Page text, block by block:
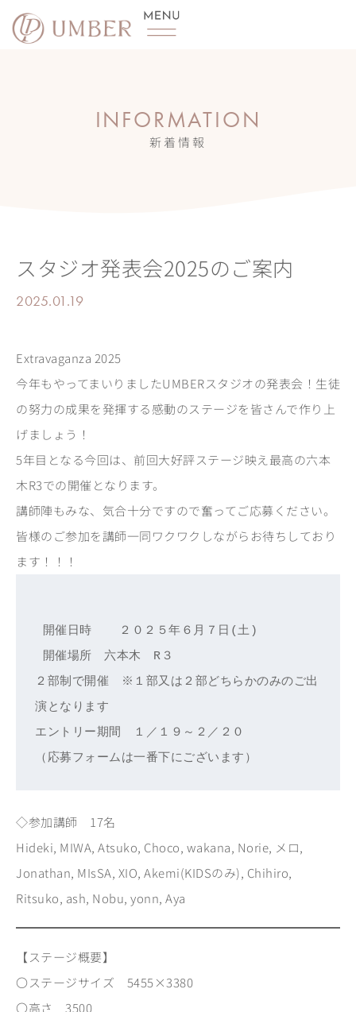
INFORMATION
新着情報
スタジオ発表会2025のご案内
2025.01.19
Extravaganza 2025
今年もやってまいりましたUMBERスタジオの発表会！生徒
の努力の成果を発揮する感動のステージを皆さんで作り上
げましょう！
5年目となる今回は、前回大好評ステージ映え最高の六本
木R3での開催となります。
講師陣もみな、気合十分ですので奮ってご応募ください。
皆様のご参加を講師一同ワクワクしながらお待ちしており
ます！！！
開催日時  　２０２５年６月７日(土)
開催場所　六本木　R３
２部制で開催　※１部又は２部どちらかのみのご出
演となります
エントリー期間　１／１９～２／２０
（応募フォームは一番下にございます）
◇参加講師 17名
Hideki, MIWA, Atsuko, Choco, wakana, Norie, メロ,
Jonathan, MIsSA, XIO, Akemi(KIDSのみ), Chihiro,
Ritsuko, ash, Nobu, yonn, Aya
【ステージ概要】
〇ステージサイズ 5455×3380
〇高さ 3500